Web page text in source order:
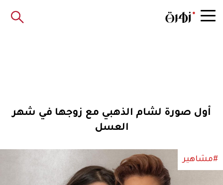
أول صورة لشام الذهبي مع زوجها في شهر
العسل
#مشاهير